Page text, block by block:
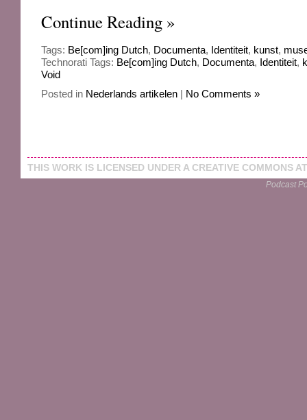
Continue Reading »
Tags: Be[com]ing Dutch, Documenta, Identiteit, kunst,
Technorati Tags: Be[com]ing Dutch, Documenta, Identiteit,
Void
Posted in Nederlands artikelen | No Comments »
THIS WORK IS LICENSED UNDER A CREATIVE COMMONS
Podcast